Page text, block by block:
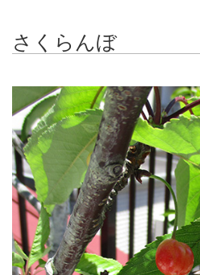
さくらんぼ